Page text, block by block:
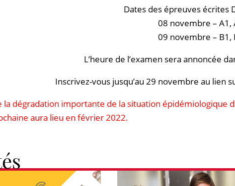
Dates des épreuves écrites
08 novembre – А1,
09 novembre – В1,
L’heure de l’examen sera annoncée
Inscrivez-vous jusqu’au 29 novembre au lien
la dégradation importante de la situation épidémiologique
aura lieu en février 2022.